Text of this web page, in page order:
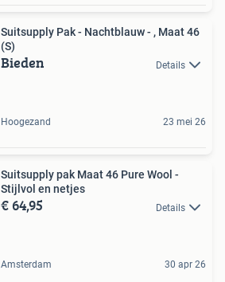
Suitsupply Pak - Nachtblauw - , Maat 46
(S)
Bieden Details
Hoogezand 23 mei 26
Suitsupply pak Maat 46 Pure Wool -
Stijlvol en netjes
€ 64,95 Details
Amsterdam 30 apr 26